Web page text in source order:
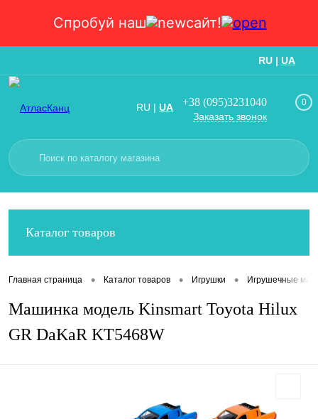
Спробуй наш сайт!
RU | UA
RU | UA +38 (095)3231040
Заказать звонок
0
Каталог товаров
Главная страница • Каталог товаров • Игрушки • Игрушечные
Машинка модель Kinsmart Toyota Hilux
GR DaKaR KT5468W